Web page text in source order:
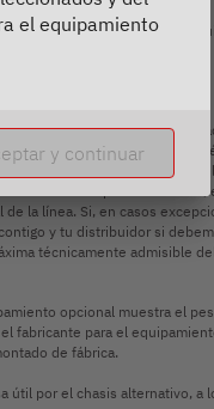
de la moneda, el
en su país.
diferir.
de fabricación, la masa
kilogramos se indica entre
peso máximo disponible para
montados
la línea. Si, en casos
y tu distribuidor si
técnicamente admisible
opcional muestra el
fabricante para el
de fábrica.
útil por el chasis alternativo,
el equipamiento
y continuar